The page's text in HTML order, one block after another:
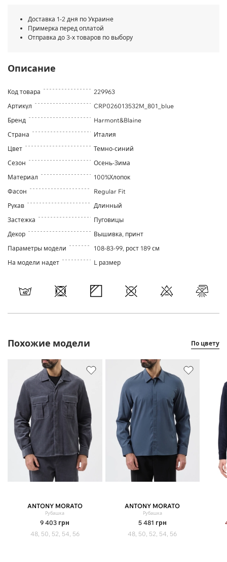
Доставка 1-2 дня по Украине
Примерка перед оплатой
Отправка до 3-х товаров по выбору
Описание
Код товара
229963
Артикул
CRP026013532M_801_blue
Бренд
Harmont&Blaine
Страна
Италия
Цвет
Темно-синий
Сезон
Осень-Зима
Материал
100%Хлопок
Фасон
Regular Fit
Рукав
Длинный
Застежка
Пуговицы
Декор
Вышивка, принт
Параметры модели
108-83-99, рост 189 см
На модели надет
L размер
Похожие модели По цвету
ANTONY MORATO
Рубашка
9 403 грн
48, 50, 52, 54, 56
ANTONY MORATO
Рубашка
5 481 грн
48, 50, 52, 54, 56